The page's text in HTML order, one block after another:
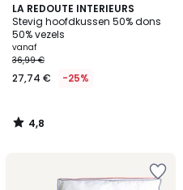
LA REDOUTE INTERIEURS
Stevig hoofdkussen 50% dons
50% vezels
vanaf
36,99 €
27,74 € -25%
4,8
/ 5
4,8
/